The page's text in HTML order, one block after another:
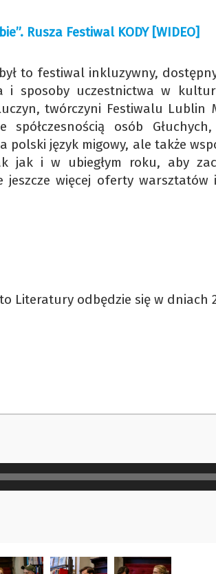
Rusza Festiwal KODY [WIDEO]
to festiwal inkluzywny,
i sposoby uczestnictwa w
twórczyni Festiwalu Lublin
spółczesnością osób
język migowy, ale także
jak i w ubiegłym roku, aby
jeszcze więcej oferty warsztatów
Literatury odbędzie się w dniach